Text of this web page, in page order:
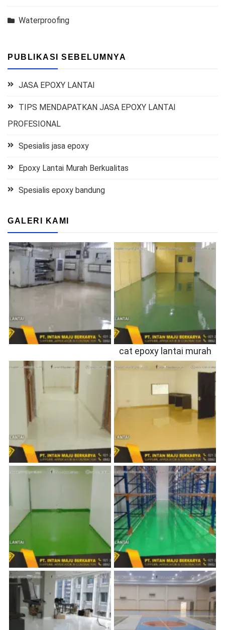
Waterproofing
PUBLIKASI SEBELUMNYA
JASA EPOXY LANTAI
TIPS MENDAPATKAN JASA EPOXY LANTAI
PROFESIONAL
Spesialis jasa epoxy
Epoxy Lantai Murah Berkualitas
Spesialis epoxy bandung
GALERI KAMI
cat epoxy lantai murah